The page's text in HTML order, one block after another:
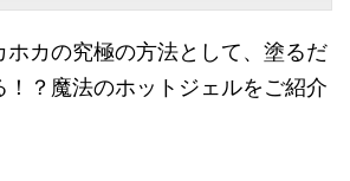
ホカの究極の方法として、塗るだ
！？魔法のホットジェルをご紹介